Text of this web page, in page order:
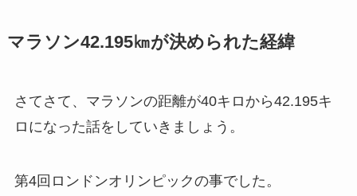
マラソン42.195㎞が決められた経緯
さてさて、マラソンの距離が40キロから42.195キ
ロになった話をしていきましょう。
第4回ロンドンオリンピックの事でした。